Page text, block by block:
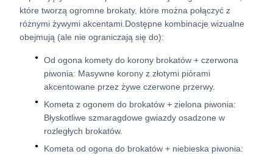
które tworzą ogromne brokaty, które można połączyć z
różnymi żywymi akcentami.Dostępne kombinacje wizualne
obejmują (ale nie ograniczają się do):
Od ogona komety do korony brokatów + czerwona
piwonia: Masywne korony z złotymi piórami
akcentowane przez żywe czerwone przerwy.
Kometa z ogonem do brokatów + zielona piwonia:
Błyskotliwe szmaragdowe gwiazdy osadzone w
rozległych brokatów.
Kometa od ogona do brokatów + niebieska piwonia: